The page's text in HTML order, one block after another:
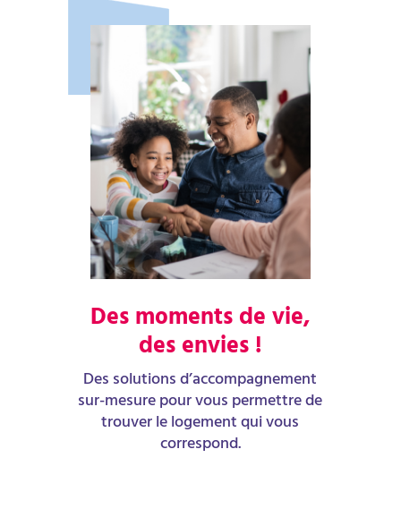
Des moments de vie,
des envies !
Des solutions d’accompagnement
sur-mesure pour vous permettre de
trouver le logement qui vous
correspond.